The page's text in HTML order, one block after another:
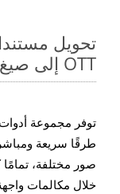
تحويل
OTT إلى صيغ صور - دليل خطوة بخطوة